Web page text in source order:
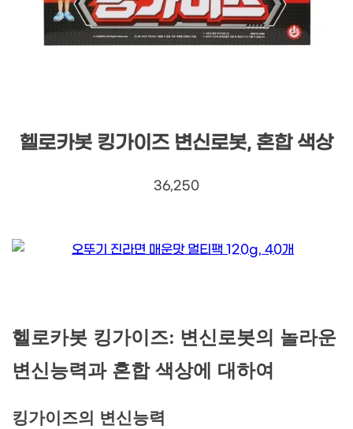
헬로카봇 킹가이즈 변신로봇, 혼합 색상
36,250
헬로카봇 킹가이즈: 변신로봇의 놀라운
변신능력과 혼합 색상에 대하여
킹가이즈의 변신능력